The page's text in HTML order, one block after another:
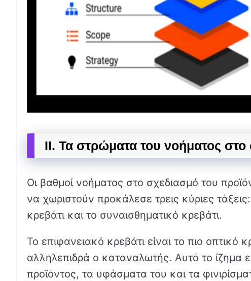
II. Τα στρώματα του νοήματος
Οι βαθμοί νοήματος στο σχεδιασμό του
να χωριστούν προκάλεσε τρεις κύριες
κρεβάτι και το συναισθηματικό κρεβάτι.
Το επιφανειακό κρεβάτι είναι το πιο οπτικό
αλληλεπιδρά ο καταναλωτής. Αυτό το ίζημα
προϊόντος, τα υφάσματα του και τα